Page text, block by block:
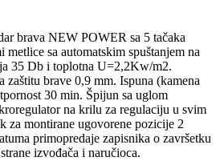
brava NEW POWER sa 5 tačaka
sa automatskim spuštanjem na
35 Db i toplotna U=2,2Kw/m2.
zaštitu brave 0,9 mm. Ispuna (kamena
30 min. Špijun sa uglom
na krilu za regulaciju u svim
za montirane ugovorene pozicije 2
primopredaje zapisnika o završetku
izvođača i naručioca.